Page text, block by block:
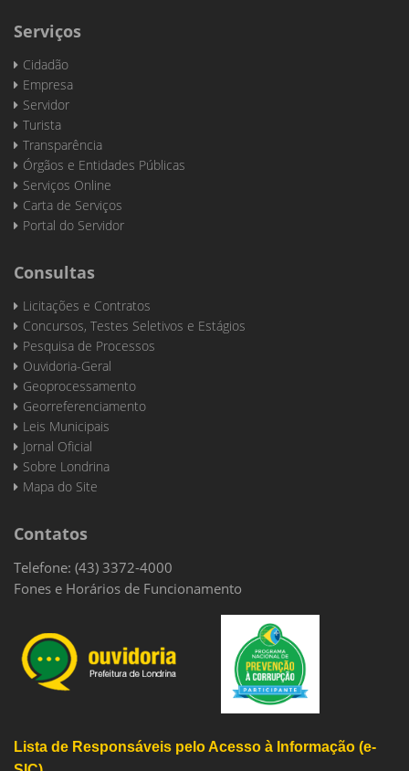
Serviços
Cidadão
Empresa
Servidor
Turista
Transparência
Órgãos e Entidades Públicas
Serviços Online
Carta de Serviços
Portal do Servidor
Consultas
Licitações e Contratos
Concursos, Testes Seletivos e Estágios
Pesquisa de Processos
Ouvidoria-Geral
Geoprocessamento
Georreferenciamento
Leis Municipais
Jornal Oficial
Sobre Londrina
Mapa do Site
Contatos
Telefone: (43) 3372-4000
Fones e Horários de Funcionamento
Lista de Responsáveis pelo Acesso à Informação (e-